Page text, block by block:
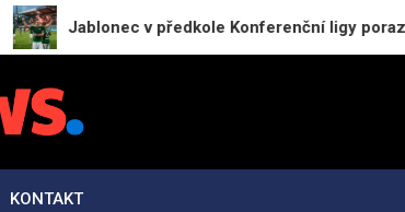
Jablonec v předkole Konferenční ligy porazil RFS 2:0
KONTAKT